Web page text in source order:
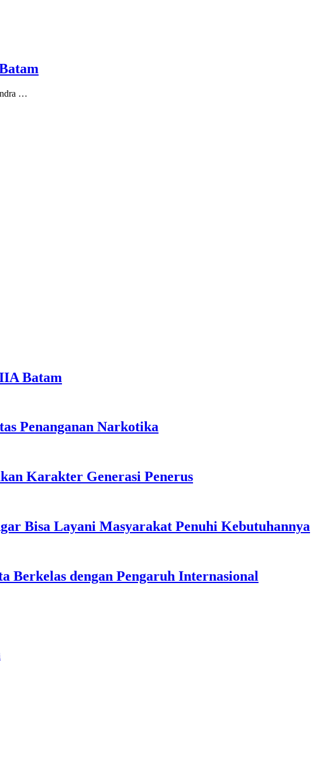
…
Batam
Penanganan Narkotika
Karakter Generasi Penerus
Bisa Layani Masyarakat Penuhi Kebutuhannya
Berkelas dengan Pengaruh Internasional